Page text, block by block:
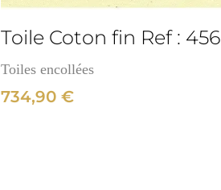
Toile Coton fin Ref : 456
Toiles encollées
734,90 €